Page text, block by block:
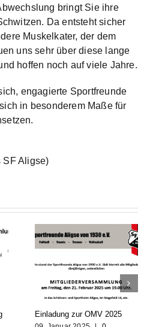
bringt Sie ihre
Da entsteht sicher
Muskelkater, der dem
uns sehr über diese lange
hoffen noch auf viele Jahre.
engagierte Sportfreunde
in besonderem Maße für
SF Aligse)
Einladung zur OMV 2025